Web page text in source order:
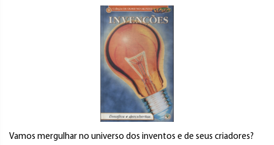
Vamos mergulhar no universo dos inventos e de seus criadores?